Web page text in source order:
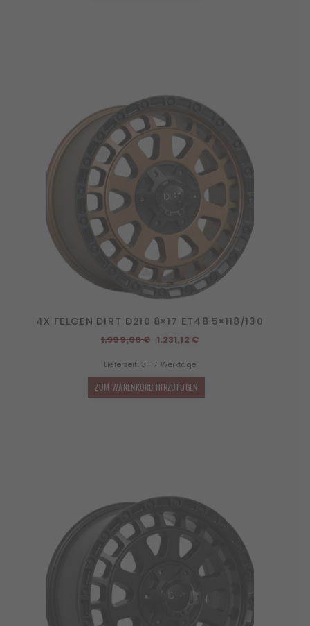
4X FELGEN DIRT D210 8×17 ET48 5×118/130
1.399,00€ Ursprünglicher
war:
1.399,00 €
1.231,12 €Aktueller
Lieferzeit: 3 - 7 Werktage
ZUM WARENKORB HINZUFÜGEN